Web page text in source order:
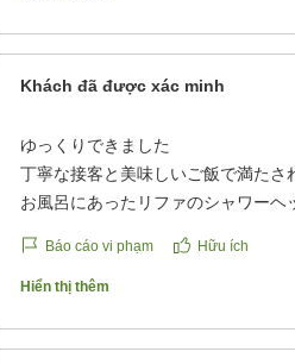
Khách đã được xác minh
ゆっくりできました
丁寧な接客と美味しいご飯で満たさ
お風呂にあったリファのシャワーヘ
クチコミの詳細はこちらから
https://review.travel.rakuten.co.jp/
Báo cáo vi phạm Hữu ích
Hiển thị thêm